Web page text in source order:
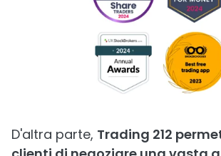
D'altra parte, Trading 212